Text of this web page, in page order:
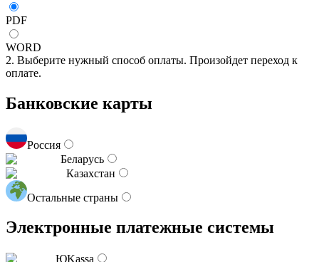
PDF
WORD
2. Выберите нужный способ оплаты. Произойдет переход к
оплате.
Банковские карты
Россия
Беларусь
Казахстан
Остальные страны
Электронные платежные системы
ЮKassa